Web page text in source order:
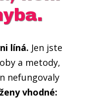
líná. Jen jste
a metody,
nefungovaly
vhodné: